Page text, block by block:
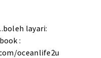
layari:
:
oceanlife2u